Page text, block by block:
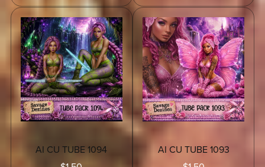
AI CU TUBE 1094
AI CU TUBE 1093